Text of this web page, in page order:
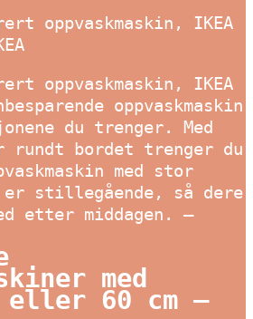
oppvaskmaskin, IKEA
oppvaskmaskin, IKEA
oppvaskmaskin
du trenger. Med
rundt bordet trenger du
med stor
er stillegående, så dere
etter middagen. –
med
eller 60 cm –